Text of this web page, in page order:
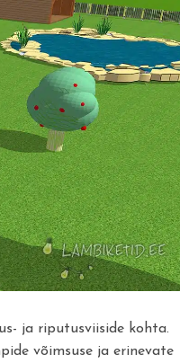
ja riputusviiside kohta.
võimsuse ja erinevate